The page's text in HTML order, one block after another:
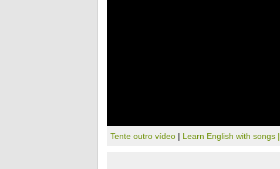
Tente outro vídeo | Learn English with songs |